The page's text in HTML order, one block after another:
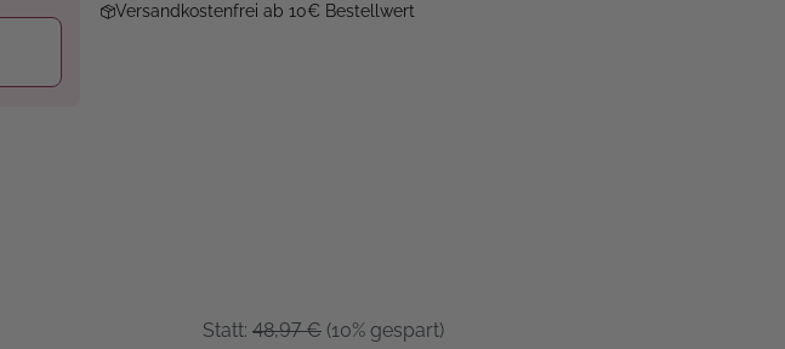
Versandkostenfrei ab 10€ Bestellwert
Statt: 48,97 € (10% gespart)